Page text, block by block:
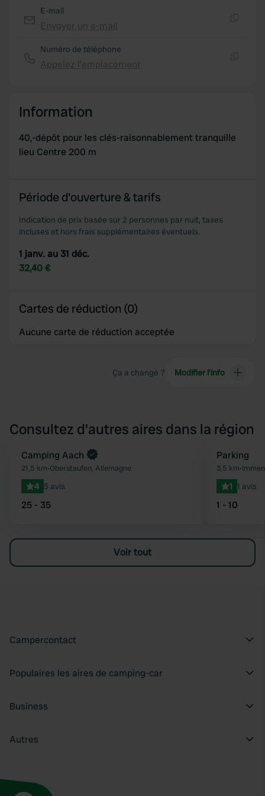
E-mail
Numéro de téléphone
Information
40,-dépôt pour les clés-raisonnablement tranquille
lieu Centre 200 m
Période d'ouverture & tarifs
Indication de prix basée sur 2 personnes par nuit, taxes
incluses et hors frais supplémentaires éventuels.
1 janv. au 31 déc.
32,40 €
Cartes de réduction (0)
Aucune carte de réduction acceptée
Ça a changé ? Modifier l’info
Consultez d'autres aires dans la région
Préféré
Reserve maintenant
Camping Aach
21,5 km•Oberstaufen, Allemagne
4 5 avis
25 - 35
Parking
3,5 km•
1 1 avis
1 - 10
Voir tout
Campercontact
Populaires les aires de camping-car
Business
Autres